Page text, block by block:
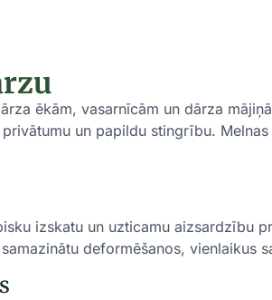
ēkām, vasarnīcām un dārza
un papildu stingrību.
izskatu un uzticamu aizsardzību
deformēšanos, vienlaikus